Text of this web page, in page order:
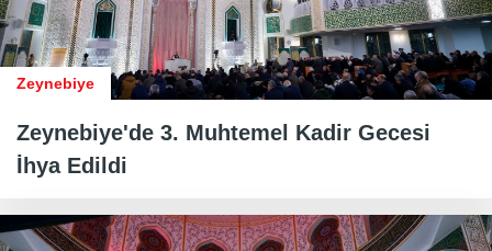
Zeynebiye
Zeynebiye'de 3. Muhtemel Kadir Gecesi
İhya Edildi